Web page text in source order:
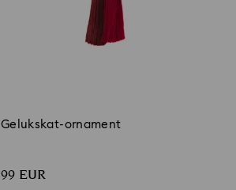
Gelukskat-ornament
99 EUR